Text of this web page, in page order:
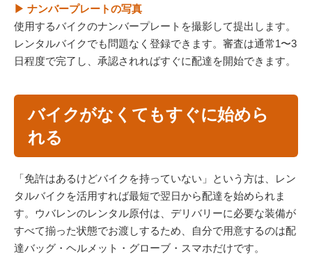
▶ ナンバープレートの写真
使用するバイクのナンバープレートを撮影して提出します。
レンタルバイクでも問題なく登録できます。審査は通常1〜3
日程度で完了し、承認されればすぐに配達を開始できます。
バイクがなくてもすぐに始めら
れる
「免許はあるけどバイクを持っていない」という方は、レン
タルバイクを活用すれば最短で翌日から配達を始められま
す。ウバレンのレンタル原付は、デリバリーに必要な装備が
すべて揃った状態でお渡しするため、自分で用意するのは配
達バッグ・ヘルメット・グローブ・スマホだけです。